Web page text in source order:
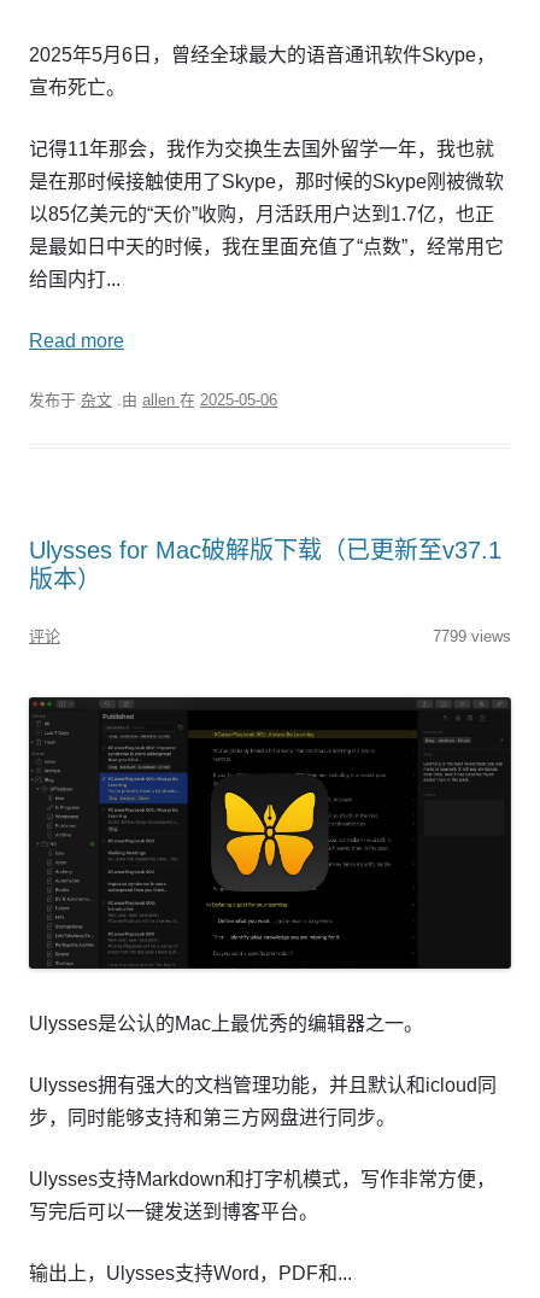
2025年5月6日，曾经全球最大的语音通讯软件Skype，
宣布死亡。
记得11年那会，我作为交换生去国外留学一年，我也就
是在那时候接触使用了Skype，那时候的Skype刚被微软
以85亿美元的“天价”收购，月活跃用户达到1.7亿，也正
是最如日中天的时候，我在里面充值了“点数”，经常用它
给国内打...
Read more
发布于 杂文 .由 allen 在 2025-05-06
Ulysses for Mac破解版下载（已更新至v37.1
版本）
评论 7799 views
Ulysses是公认的Mac上最优秀的编辑器之一。
Ulysses拥有强大的文档管理功能，并且默认和icloud同
步，同时能够支持和第三方网盘进行同步。
Ulysses支持Markdown和打字机模式，写作非常方便，
写完后可以一键发送到博客平台。
输出上，Ulysses支持Word，PDF和...